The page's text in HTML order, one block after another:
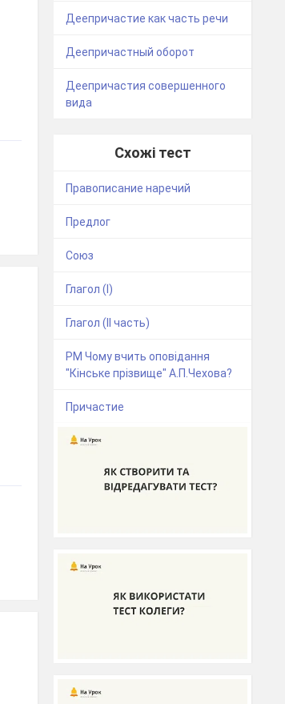
Деепричастие как часть речи
Деепричастный оборот
Деепричастия совершенного
вида
Схожі тест
Правописание наречий
Предлог
Союз
Глагол (І)
Глагол (ІІ часть)
РМ Чому вчить оповідання
"Кінське прізвище" А.П.Чехова?
Причастие